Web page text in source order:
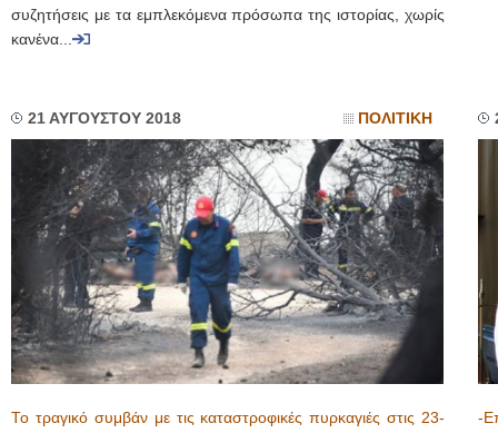
συζητήσεις με τα εμπλεκόμενα πρόσωπα της ιστορίας, χωρίς
κανένα...
21 ΑΥΓΟΥΣΤΟΥ 2018 ΠΟΛΙΤΙΚΗ
Το τραγικό συμβάν με τις καταστροφικές πυρκαγιές στις 23-
-